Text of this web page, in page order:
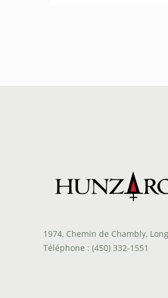
1974, Chemin de Chambly,
Téléphone : (450) 332-1551